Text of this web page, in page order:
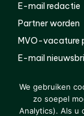
E-mail redactie
Partner worden
MVO-vacature
E-mail
We gebruiken
zo soepel
Analytics). Als u